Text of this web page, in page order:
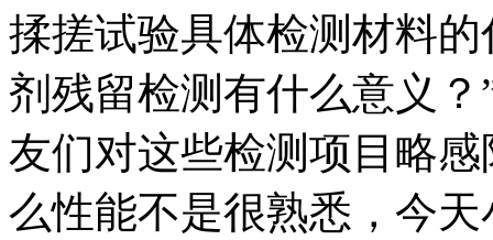
揉搓试验具体检测材料
剂残留检测有什么意义
友们对这些检测项目略
么性能不是很熟悉，今